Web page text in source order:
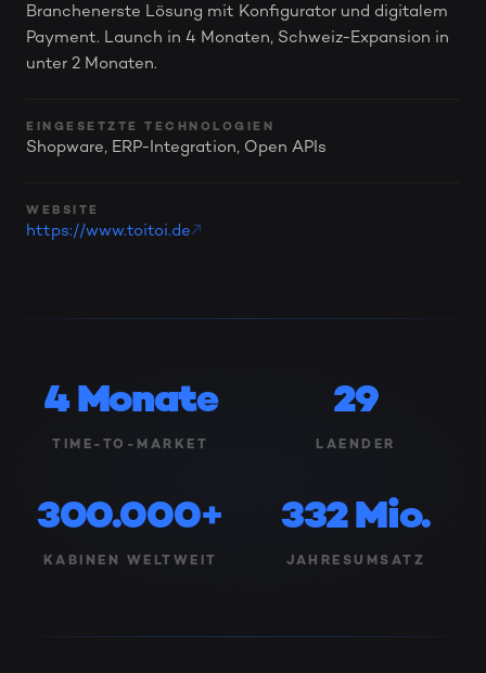
Branchenerste Lösung mit Konfigurator und digitalem
Payment. Launch in 4 Monaten, Schweiz-Expansion in
unter 2 Monaten.
EINGESETZTE TECHNOLOGIEN
Shopware, ERP-Integration, Open APIs
WEBSITE
https://www.toitoi.de
4 Monate
TIME-TO-MARKET
29
LAENDER
300.000+
KABINEN WELTWEIT
332 Mio.
JAHRESUMSATZ